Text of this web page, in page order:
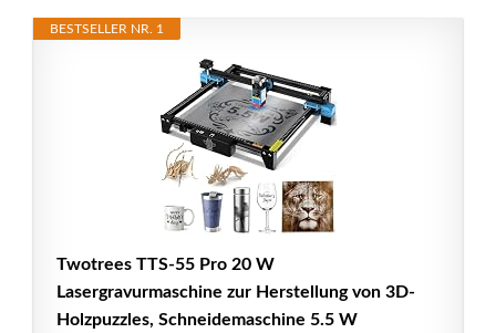
BESTSELLER NR. 1
Twotrees TTS-55 Pro 20 W
Lasergravurmaschine zur Herstellung von 3D-
Holzpuzzles, Schneidemaschine 5.5 W